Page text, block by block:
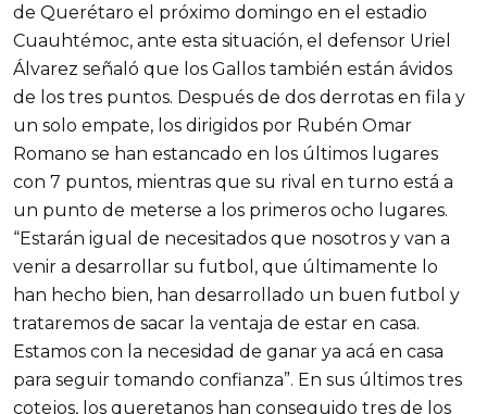
de Querétaro el próximo domingo en el estadio
Cuauhtémoc, ante esta situación, el defensor Uriel
Álvarez señaló que los Gallos también están ávidos
de los tres puntos. Después de dos derrotas en fila y
un solo empate, los dirigidos por Rubén Omar
Romano se han estancado en los últimos lugares
con 7 puntos, mientras que su rival en turno está a
un punto de meterse a los primeros ocho lugares.
“Estarán igual de necesitados que nosotros y van a
venir a desarrollar su futbol, que últimamente lo
han hecho bien, han desarrollado un buen futbol y
trataremos de sacar la ventaja de estar en casa.
Estamos con la necesidad de ganar ya acá en casa
para seguir tomando confianza”. En sus últimos tres
cotejos, los queretanos han conseguido tres de los